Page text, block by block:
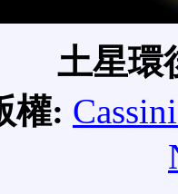
土星環
權: